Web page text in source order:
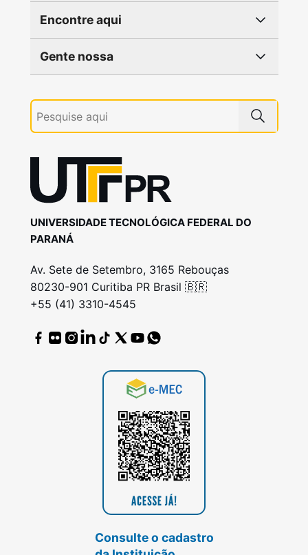
Encontre aqui
Gente nossa
UNIVERSIDADE TECNOLÓGICA FEDERAL DO
PARANÁ
Av. Sete de Setembro, 3165 Rebouças
80230-901 Curitiba PR Brasil 🇧🇷
+55 (41) 3310-4545
Consulte o cadastro